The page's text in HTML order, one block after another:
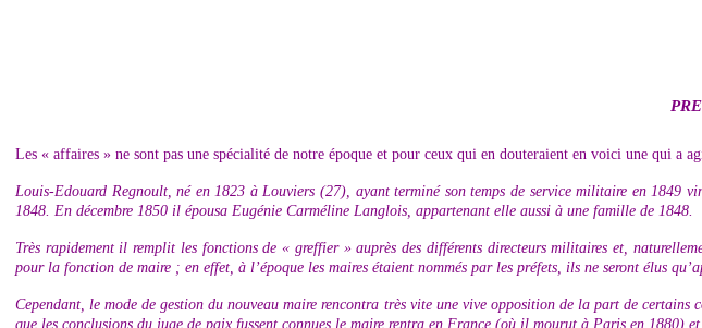
Les « affaires » ne sont pas une spécialité de notre époque et pour ceux qui en douteraient en voici une qui a
Louis-Edouard Regnoult, né en 1823 à Louviers (27), ayant terminé son temps de service militaire en 1849
1848. En décembre 1850 il épousa Eugénie Carméline Langlois, appartenant elle aussi à une famille de 1848.
Très rapidement il remplit les fonctions de « greffier » auprès des différents directeurs militaires et,
pour la fonction de maire ; en effet, à l’époque les maires étaient nommés par les préfets, ils ne seront élus
Cependant, le mode de gestion du nouveau maire rencontra très vite une vive opposition de la part de
que les conclusions du juge de paix fussent connues le maire rentra en France (où il mourut à Paris en 1880)